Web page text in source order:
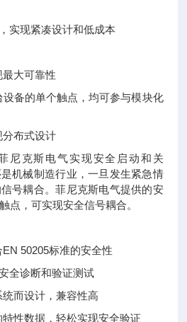
实现紧凑设计和低成本
大可靠性
备的单个触点，均可参与模块化
布式设计
尼克斯电气实现安全启动和关
机械制造行业，一旦发生紧急情
号耦合。菲尼克斯电气提供的安
点，可实现安全信号耦合。
50205标准的安全性
全诊断和验证测试
而设计，兼容性高
性数据，轻松实现安全验证